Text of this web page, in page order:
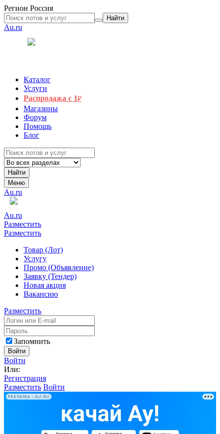
Регион Россия
Найти
Au.ru
Каталог
Услуги
Распродажа с 1₽
Магазины
Форум
Помощь
Блог
Найти
Меню
Au.ru
Au.ru
Разместить
Разместить
Товар (Лот)
Услугу
Промо (Объявление)
Заявку (Тендер)
Новая акция
Вакансию
Разместить
Запомнить
Войти
Войти
Или:
Регистрация
Разместить Войти
РЕКЛАМА • AU.RU